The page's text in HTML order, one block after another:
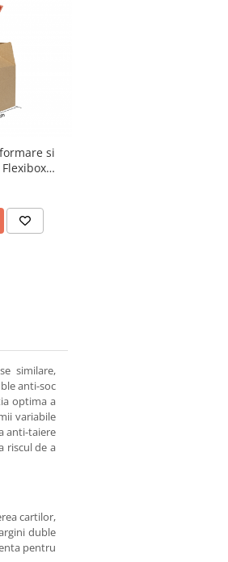
si
similare,
anti-soc
optima a
variabile
anti-taiere
riscul de a
cartilor,
duble
pentru